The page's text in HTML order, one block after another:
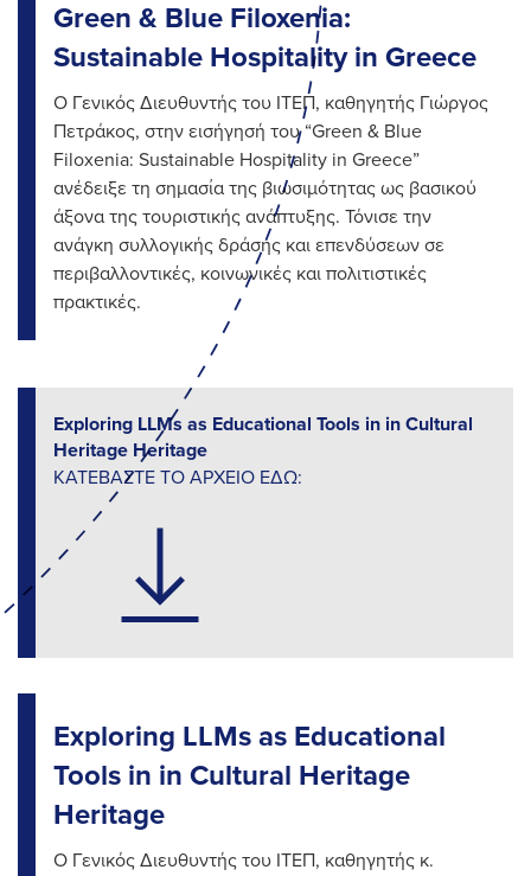
Green & Blue Filoxenia:
Sustainable Hospitality in Greece
Ο Γενικός Διευθυντής του ΙΤΕΠ, καθηγητής Γιώργος
Πετράκος, στην εισήγησή του “Green & Blue
Filoxenia: Sustainable Hospitality in Greece”
ανέδειξε τη σημασία της βιωσιμότητας ως βασικού
άξονα της τουριστικής ανάπτυξης. Τόνισε την
ανάγκη συλλογικής δράσης και επενδύσεων σε
περιβαλλοντικές, κοινωνικές και πολιτιστικές
πρακτικές.
Exploring LLMs as Educational Tools in in Cultural
Heritage Heritage
ΚΑΤΕΒΑΣΤΕ ΤΟ ΑΡΧΕΙΟ ΕΔΩ:
Exploring LLMs as Educational
Tools in in Cultural Heritage
Heritage
Ο Γενικός Διευθυντής του ΙΤΕΠ, καθηγητής κ.